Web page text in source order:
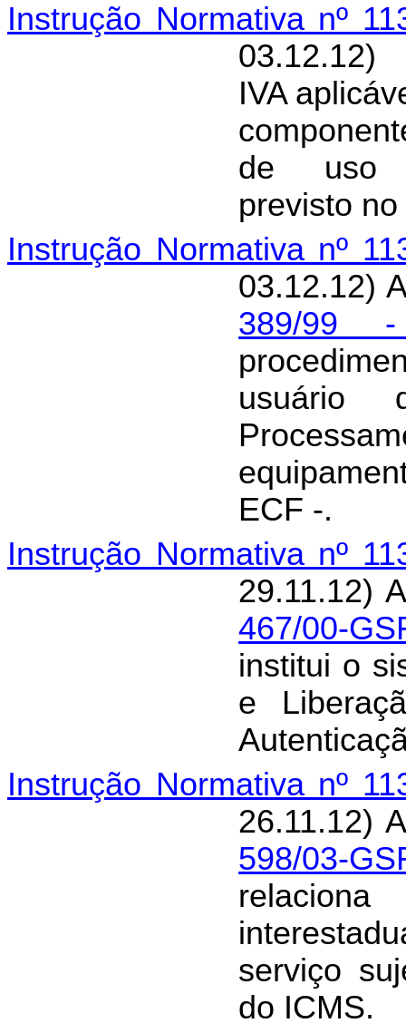
Instrução Normativa nº
03.12.12)
IVA
de uso
previsto
Instrução Normativa nº
03.12.12)
389/99
usuário
ECF -.
Instrução Normativa nº
29.11.12)
467/00-
institui o
e
Instrução Normativa nº
26.11.12)
598/03-
serviço
do ICMS.